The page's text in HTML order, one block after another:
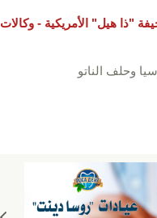
"ذا هيل" الأمريكية - وكالات
وحلف الناتو